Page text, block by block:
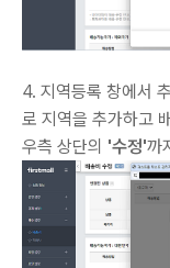
4. 지역등록 창에서
로 지역을 추가하고
우측 상단의 '수정'까